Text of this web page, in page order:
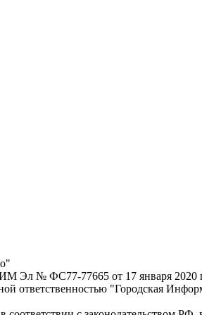
Эл № ФС77-77665 от 17 января 2020
ответственностью "Городская